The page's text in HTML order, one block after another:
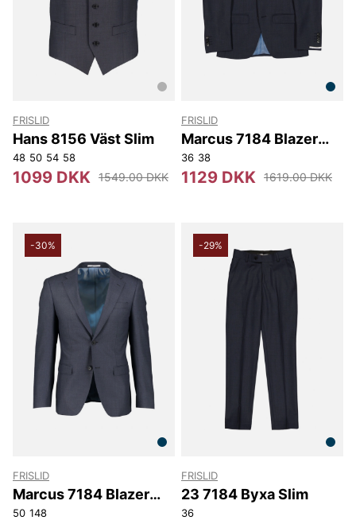
FRISLID
Hans 8156 Väst Slim
48 50 54 58
1099 DKK 1549.00 DKK
FRISLID
Marcus 7184 Blazer
Slim
36 38
1129 DKK 1619.00 DKK
-30%
FRISLID
Marcus 7184 Blazer
Slim
50 148
-29%
FRISLID
23 7184 Byxa Slim
36